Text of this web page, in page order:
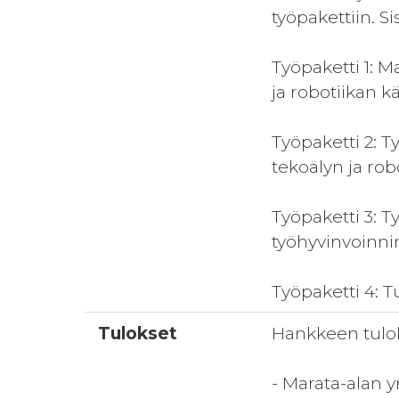
työpakettiin.
Työpaketti 1:
ja robotiikan
Työpaketti 2:
tekoälyn ja
Työpaketti 3:
Työpaketti 4:
Tulokset
Hankkeen
- Marata-alan